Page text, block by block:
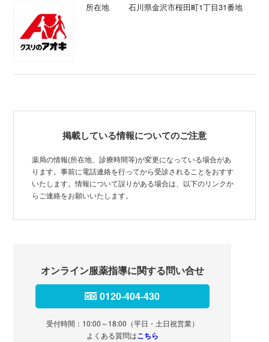
所在地 石川県金沢市桜田町1丁目31番地
掲載している情報についてのご注意
薬局の情報(所在地、診療時間等)が変更になっている場合があ
ります。事前に電話連絡を行ってから受診されることをおすす
いたします。情報について誤りがある場合は、以下のリンクか
らご連絡をお願いいたします。
オンライン服薬指導に関する問い合せ
0120-404-430
受付時間：10:00～18:00（平日・土日祝営業）
よくある質問はこちら